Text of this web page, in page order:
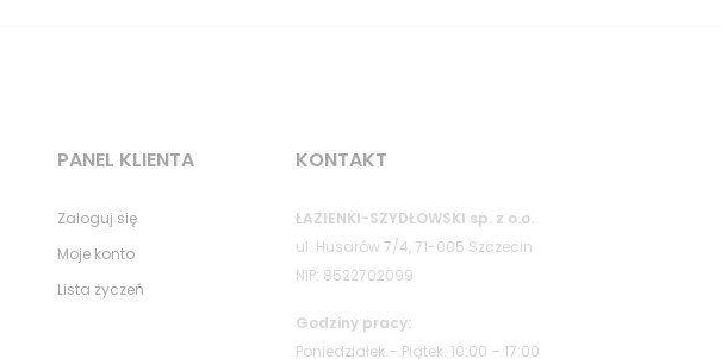
PANEL KLIENTA
Zaloguj się
Moje konto
Lista życzeń
KONTAKT
ŁAZIENKI-SZYDŁOWSKI sp. z o.o.
ul. Husarów 7/4, 71-005 Szczecin
NIP: 8522702099
Godziny pracy:
Poniedziałek – Piątek: 10:00 – 17:00